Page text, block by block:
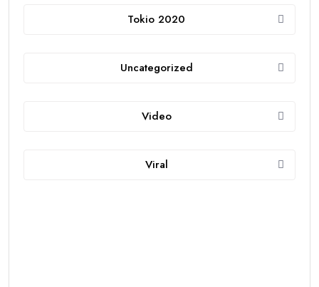
Tokio 2020
Uncategorized
Video
Viral